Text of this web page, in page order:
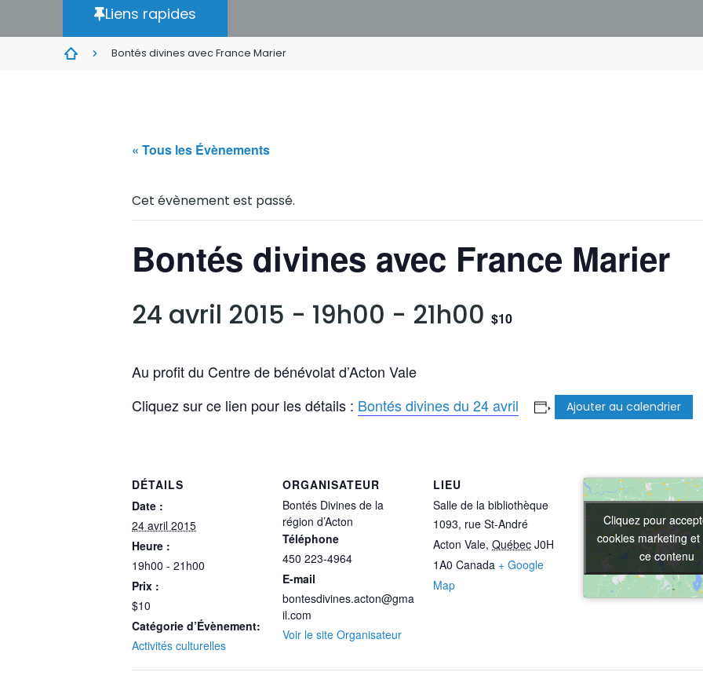
Liens rapides
Bontés divines avec France Marier
« Tous les Évènements
Cet évènement est passé.
Bontés divines avec France Marier
24 avril 2015 - 19h00 - 21h00 $10
Au profit du Centre de bénévolat d’Acton Vale
Cliquez sur ce lien pour les détails : Bontés divines du 24 avril Ajouter au calendrier
DÉTAILS
Date :
24 avril 2015
Heure :
19h00 - 21h00
Prix :
$10
Catégorie d’Évènement:
Activités culturelles
ORGANISATEUR
Bontés Divines de la
région d’Acton
Téléphone
450 223-4964
E-mail
bontesdivines.acton@gma
il.com
Voir le site Organisateur
LIEU
Salle de la bibliothèque
1093, rue St-André
Acton Vale, Québec J0H
1A0 Canada + Google
Map
Cliquez pour
cookies marketing
ce contenu
Cliquez pour
cookies marketing
ce contenu